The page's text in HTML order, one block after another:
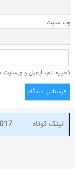
وب‌ سایت
ذخیره نام، ایمیل و
لینک کوتاه